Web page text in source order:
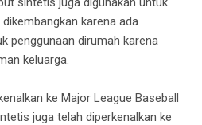
karena ada
penggunaan dirumah karena
keluarga.
ke Major League Baseball
juga telah diperkenalkan ke